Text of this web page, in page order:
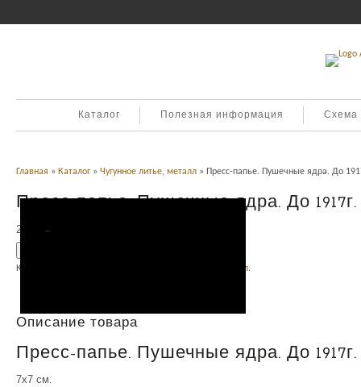
Каталог Полезная информация Схема
Главная » Каталог » Чугунное литье, металл » Пресс-папье. Пушечные ядра. До
Пресс-папье. Пушечные ядра. До 1917г.
2,800 Р
Категория: Чугунное литье, металл.
Описание товара
Пресс-папье. Пушечные ядра. До 1917г.
7х7 см.